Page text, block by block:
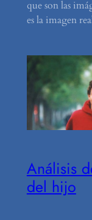
que son las
es la imagen
Análisis
del hijo